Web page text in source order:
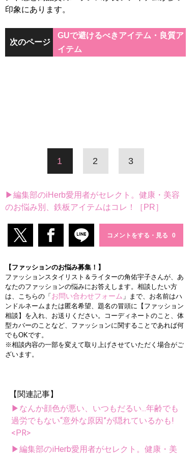
印象にあります。
次のページ
GUで避けるべきアイテム・良質ア
イテム
1 2 3
▶編集部のiHerb愛用者がセレクト。健康・美容
のお悩み別、鉄板アイテムはコレ！［PR］
コメントをする・見る
【ファッションのお悩み募集！】
ファッションスタイリスト＆ライターの角佑宇子さんが、あ
なたのファッションの悩みにお答えします。相談したい方
は、こちらの「お問い合わせフォーム 」まで、お名前はハ
ンドルネームまたは匿名希望、題名の冒頭に【ファッション
相談】を入れ、お送りください。コーディネートのこと、体
型カバーのことなど、ファッションに関することであれば何
でもOKです。
※相談内容の一部を変えて取り上げさせていただく場合がご
ざいます。
【関連記事】
▶なんか顔色が悪い、いつもだるい...年齢でも
過労でもない“意外な原因”が隠れているかも!
<PR>
▶編集部のiHerb愛用者がセレクト。健康・美